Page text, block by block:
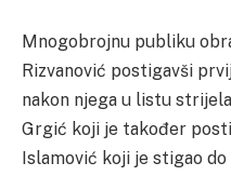
Mnogobrojnu publiku
Rizvanović postigavši
nakon njega u listu
Grgić koji je također
Islamović koji je stigao